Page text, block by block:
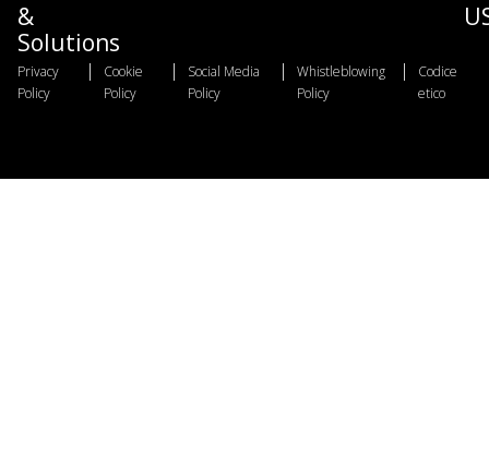
&
Solutions
Privacy
Policy
| Cookie
Policy
| Social Media
Policy
| Whistleblowing
Policy
| Codice
etico